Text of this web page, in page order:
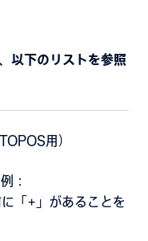
以下のリストを参照
用）
：
「+」があることを